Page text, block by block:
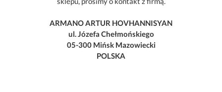
ARMANO ARTUR HOVHANNISYAN
ul. Józefa Chełmońskiego
05-300 Mińsk Mazowiecki
POLSKA